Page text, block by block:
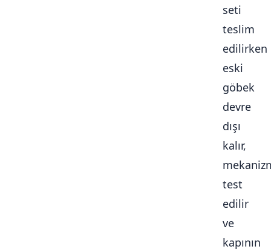
seti
teslim
edilirken
eski
göbek
devre
dışı
kalır,
test
edilir
ve
kapının